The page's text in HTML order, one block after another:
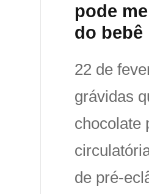
pode
do bebê
22 de
grávidas
chocolate
de pré-